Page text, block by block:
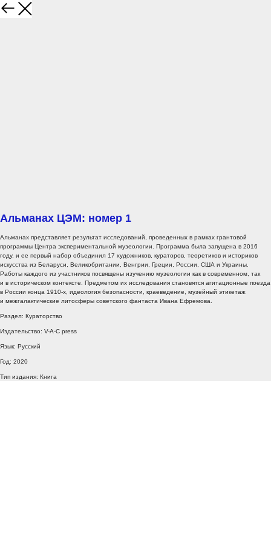
Альманах ЦЭМ: номер 1
Альманах представляет результат исследований, проведенных в рамках грантовой
программы Центра экспериментальной музеологии. Программа была запущена в 2016
году, и ее первый набор объединил 17 художников, кураторов, теоретиков и историков
искусства из Беларуси, Великобритании, Венгрии, Греции, России, США и Украины.
Работы каждого из участников посвящены изучению музеологии как в современном, так
и в историческом контексте. Предметом их исследования становятся агитационные поезда
в России конца 1910-х, идеология безопасности, краеведение, музейный этикетаж
и межгалактические литосферы советского фантаста Ивана Ефремова.
Раздел: Кураторство
Издательство: V-A-C press
Язык: Русский
Год: 2020
Тип издания: Книга